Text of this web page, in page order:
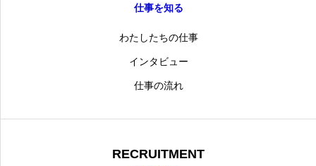
仕事を知る
わたしたちの仕事
インタビュー
仕事の流れ
RECRUITMENT